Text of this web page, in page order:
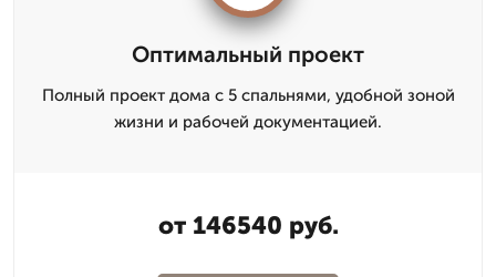
Оптимальный проект
Полный проект дома с 5 спальнями, удобной зоной
жизни и рабочей документацией.
от 146540 руб.